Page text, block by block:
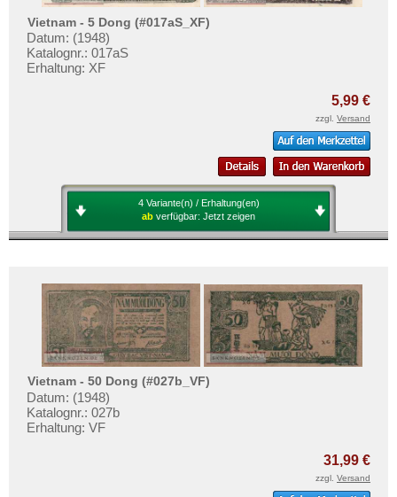
Ankauf
Erhaltungsgrade
Gratisbanknoten
Privatsphäre und Datenschutz
Widerrufsbelehrung
Liefer- und Versandkosten
Impressum
Vietnam - 5 Dong (#017aS_XF)
Datum: (1948)
Katalognr.: 017aS
Erhaltung: XF
5,99 €
zzgl. Versand
4 Variante(n) / Erhaltung(en)
ab verfügbar: Jetzt zeigen
Vietnam - 50 Dong (#027b_VF)
Datum: (1948)
Katalognr.: 027b
Erhaltung: VF
31,99 €
zzgl. Versand